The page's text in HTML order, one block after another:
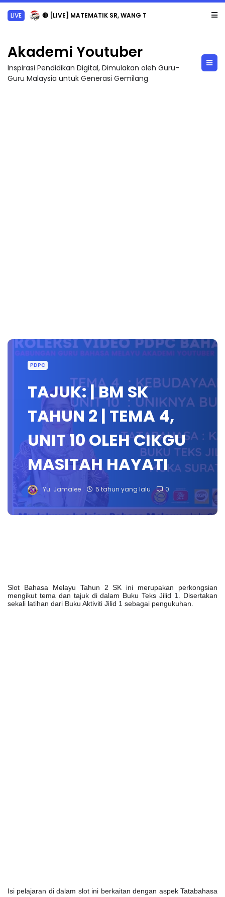
LIVE 🔴 [LIVE] MATEMATIK SR, WANG TAHUN 6 OLEH CIKGU ANITA #ALLINONE #141 #...
Akademi Youtuber
Inspirasi Pendidikan Digital, Dimulakan oleh Guru-
Guru Malaysia untuk Generasi Gemilang
PDPC
TAJUK: | BM SK
TAHUN 2 | TEMA 4,
UNIT 10 OLEH CIKGU
MASITAH HAYATI
Yu. Jamalee 5 tahun yang lalu 0
Slot Bahasa Melayu Tahun 2 SK ini merupakan perkongsian
mengikut tema dan tajuk di dalam Buku Teks Jilid 1. Disertakan
sekali latihan dari Buku Aktiviti Jilid 1 sebagai pengukuhan.
Isi pelajaran di dalam slot ini berkaitan dengan aspek Tatabahasa